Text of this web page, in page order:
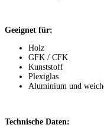
Geeignet für:
Holz
GFK / CFK
Kunststoff
Plexiglas
Aluminium und
Technische Daten: